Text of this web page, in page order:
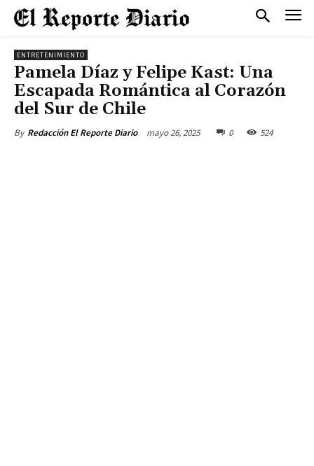
ENTRETENIMIENTO
Pamela Díaz y Felipe Kast: Una
Escapada Romántica al Corazón
del Sur de Chile
By Redacción El Reporte Diario mayo 26, 2025 0 524